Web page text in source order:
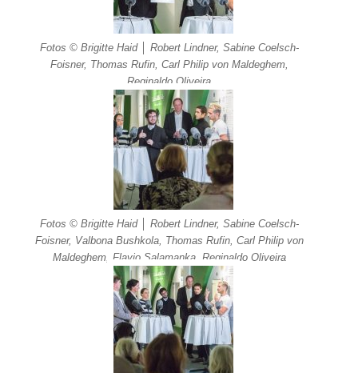
Fotos © Brigitte Haid │ Robert Lindner, Sabine Coelsch-
Foisner, Thomas Rufin, Carl Philip von Maldeghem,
Reginaldo Oliveira
Fotos © Brigitte Haid │ Robert Lindner, Sabine Coelsch-
Foisner, Valbona Bushkola, Thomas Rufin, Carl Philip von
Maldeghem, Flavio Salamanka, Reginaldo Oliveira